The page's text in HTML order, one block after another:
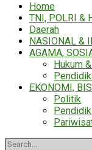
Home
TNI, POLRI &
Daerah
NASIONAL &
AGAMA,
Hukum
EKONOMI,
Politik